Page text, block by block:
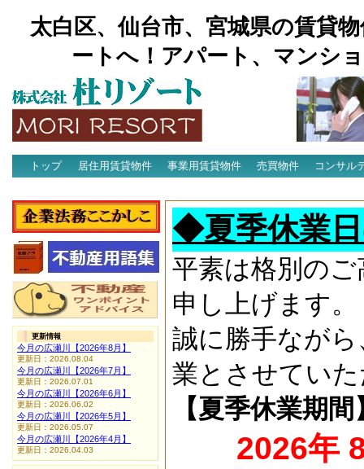
太白区、仙台市、宮城県の賃貸
ートへ！アパート、マンシ
トップ 居住用賃貸物件 事業用賃貸物件 売買物件
コンサル
◆夏季休業
平素は格別の
申し上げます。
誠に勝手なが
業とさせてい
【夏季休業期間
2026年
更新情報
今月の広瀬川【2026年8月】
更新日：2026.08.04
今月の広瀬川【2026年7月】
更新日：2026.07.01
今月の広瀬川【2026年6月】
更新日：2026.06.02
今月の広瀬川【2026年5月】
更新日：2026.05.07
今月の広瀬川【2026年4月】
更新日：2026.04.03